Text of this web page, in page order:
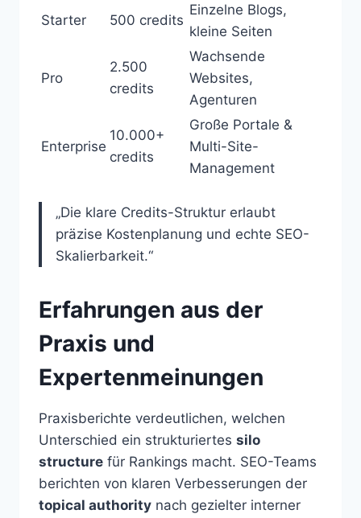
Starter 500 credits
Einzelne Blogs,
kleine Seiten
Pro
2.500
credits
Wachsende
Websites,
Agenturen
Enterprise
10.000+
credits
Große Portale &
Multi-Site-
Management
„Die klare Credits-Struktur erlaubt
präzise Kostenplanung und echte SEO-
Skalierbarkeit.“
Erfahrungen aus der
Praxis und
Expertenmeinungen
Praxisberichte verdeutlichen, welchen
Unterschied ein strukturiertes silo
structure für Rankings macht. SEO-Teams
berichten von klaren Verbesserungen der
topical authority nach gezielter interner